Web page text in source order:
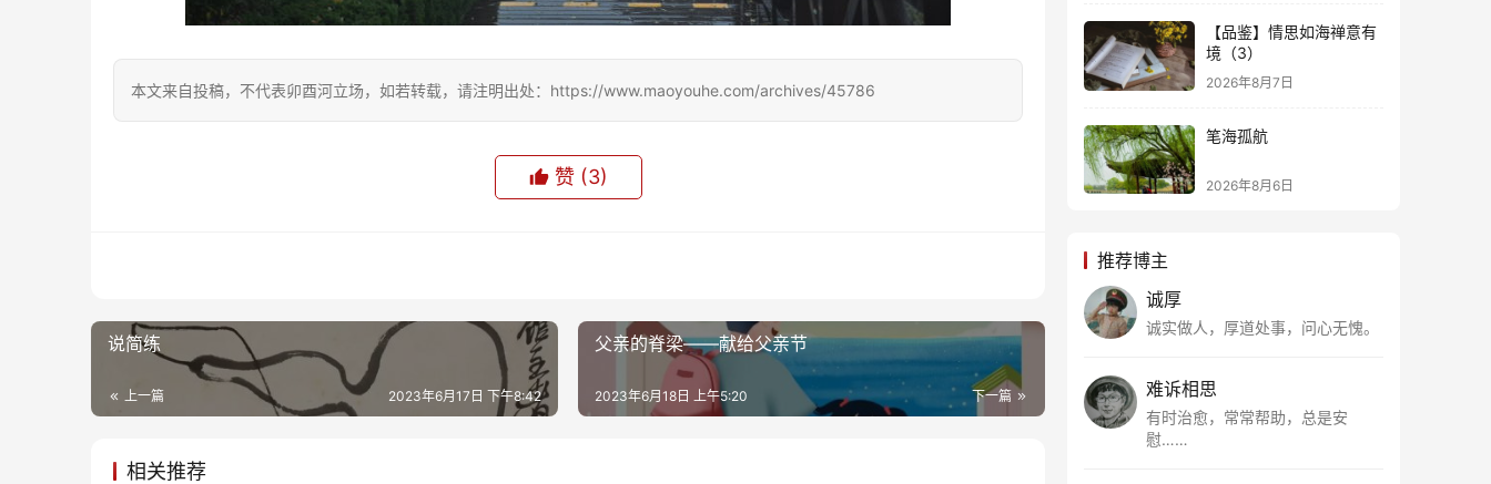
本文来自投稿，不代表卯酉河立场，如若转载，请注明出处：https://www.maoyouhe.com/archives/45786
赞 (3)
说简练
上一篇 2023年6月17日 下午8:42
父亲的脊梁——献给父亲节
下一篇
2023年6月18日 上午5:20
相关推荐
【品鉴】情思如海禅意有
境（3）
2026年8月7日
笔海孤航
2026年8月6日
推荐博主
诚厚
诚实做人，厚道处事，问心无愧。
难诉相思
有时治愈，常常帮助，总是安
慰……